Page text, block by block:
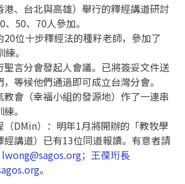
港、台北與高雄）舉行的釋經講道研討
、50、70人參加。
20位十步釋經法的種籽老師，參加了
。
聖言分會發起人會議。已將簽妥文件送
等候他們通過即可成立台灣分會。
教會（幸福小組的發源地）作了一連串
。
（DMin）：明年1月將開辦的「教牧學
經講道）已有13位同道報讀。有意者請
lwong@sagos.org；王葆珩長
。